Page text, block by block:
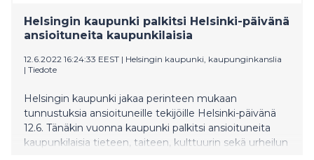
Helsingin kaupunki palkitsi Helsinki-päivänä
ansioituneita kaupunkilaisia
12.6.2022 16:24:33 EEST | Helsingin kaupunki, kaupunginkanslia
| Tiedote
Helsingin kaupunki jakaa perinteen mukaan
tunnustuksia ansioituneille tekijöille Helsinki-päivänä
12.6. Tänäkin vuonna kaupunki palkitsi ansioituneita
kaupunkilaisia tieteen, taiteen, kulttuurin sekä urheilun